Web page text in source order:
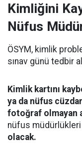
Kimliğini
Nüfus
ÖSYM, kimlik
sınav günü tedbir
Kimlik kartını
ya da nüfus
fotoğraf olmayan
nüfus müdürlükleri
olacak.